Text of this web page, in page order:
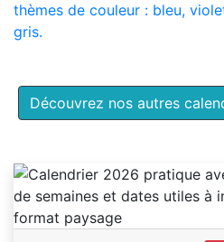
thèmes de couleur : bleu,
gris.
Découvrez nos autres